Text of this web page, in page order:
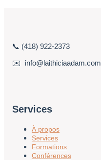
📞 (418) 922-2373
✉️ info@laithiciaadam.com
Services
À propos
Services
Formations
Conférences